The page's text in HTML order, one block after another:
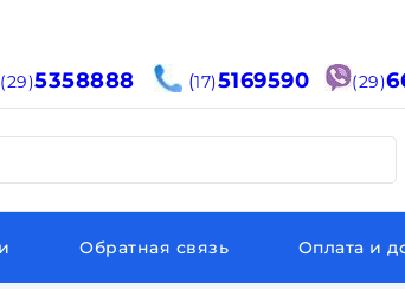
(29)5358888 (17)5169590 (29)
Обратная связь Оплата и